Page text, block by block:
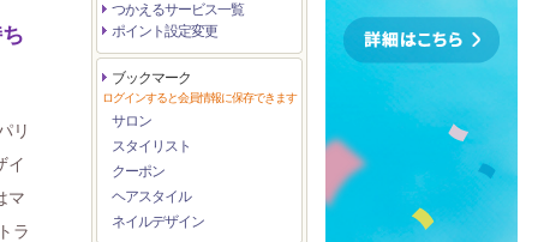
リ
イ
マ
ラ
つかえるサービス一覧
ポイント設定変更
ブックマーク
ログインすると会員情報に保存できます
サロン
スタイリスト
クーポン
ヘアスタイル
ネイルデザイン